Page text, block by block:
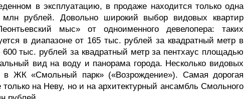
в эксплуатацию, в продаже находится только одна
рублей. Довольно широкий выбор видовых квартир
мыс» от одноименного девелопера: таких
в диапазоне от 165 тыс. рублей за квадратный метр в
600 тыс. рублей за квадратный метр за пентхаус площадью
вид на воду и панорама города. Несколько видовых
в ЖК «Смольный парк» («Возрождение»). Самая дорогая
только на Неву, но и на архитектурный ансамбль Смольного